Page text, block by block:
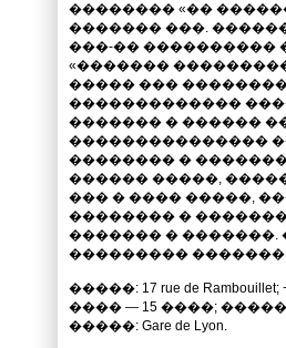
�������� «��
������� ���.
���-�� ����������
«�������
����� ���
�������������
������� � ������
���������������
�������� � ��������
������ �����,
��� � ���� �����,
�������� �
������� � �������.
���������
�����: 17 rue de
���� — 15 ����;
�����: Gare de Lyon.